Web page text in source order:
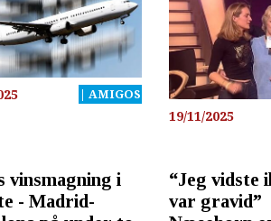
| AMIGOS
19/11/2025
vinsmagning i
- Madrid-
“Jeg vidste
var gravid”